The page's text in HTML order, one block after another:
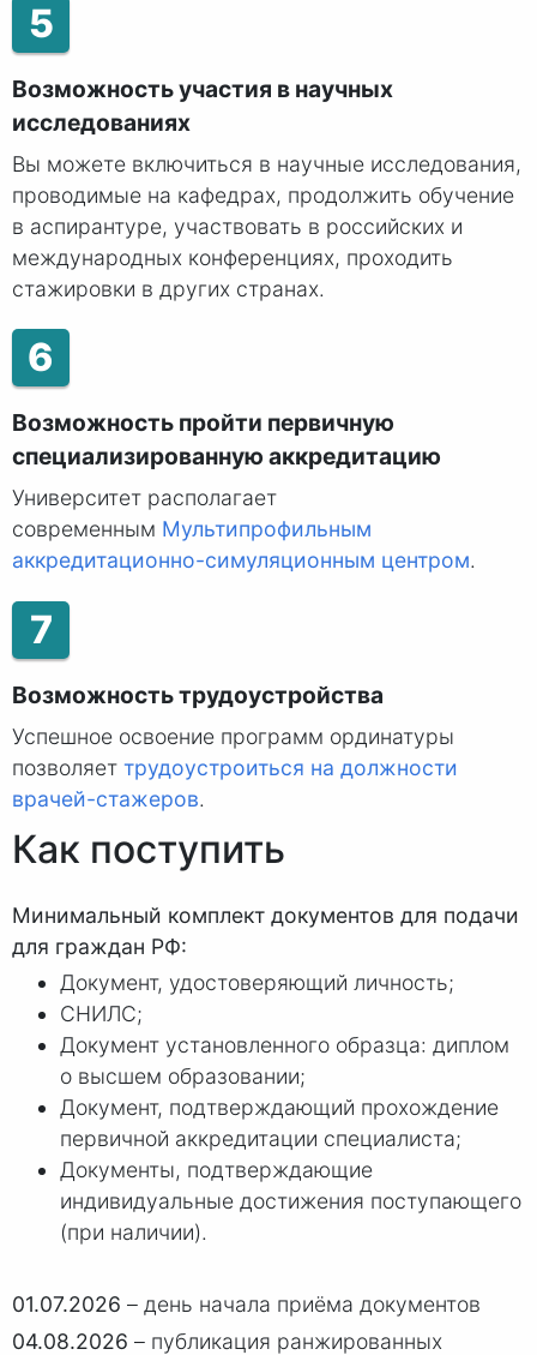
5
Возможность участия в научных
исследованиях
Вы можете включиться в научные исследования,
проводимые на кафедрах, продолжить обучение
в аспирантуре, участвовать в российских и
международных конференциях, проходить
стажировки в других странах.
6
Возможность пройти первичную
специализированную аккредитацию
Университет располагает
современным Мультипрофильным
аккредитационно-симуляционным центром.
7
Возможность трудоустройства
Успешное освоение программ ординатуры
позволяет трудоустроиться на должности
врачей-стажеров.
Как поступить
Минимальный комплект документов для подачи
для граждан РФ:
Документ, удостоверяющий личность;
СНИЛС;
Документ установленного образца: диплом
о высшем образовании;
Документ, подтверждающий прохождение
первичной аккредитации специалиста;
Документы, подтверждающие
индивидуальные достижения поступающего
(при наличии).
01.07.2026 – день начала приёма документов
04.08.2026 – публикация ранжированных